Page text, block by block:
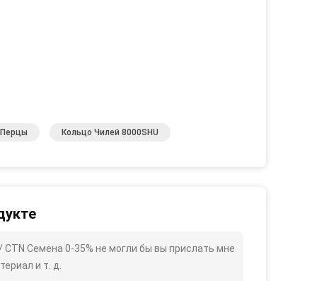
Кольцо Чилей 8000SHU
Семена 0-35% не могли бы вы прислать мне
и т. д.